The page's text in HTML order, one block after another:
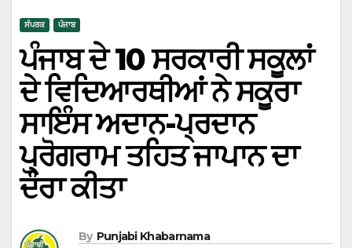
ਸੰਪਰਕ ਪੰਜਾਬ
ਪੰਜਾਬ ਦੇ 10 ਸਰਕਾਰੀ ਸਕੂਲਾਂ
ਦੇ ਵਿਦਿਆਰਥੀਆਂ ਨੇ ਸਕੂਰਾ
ਸਾਇੰਸ ਅਦਾਨ-ਪ੍ਰਦਾਨ
ਪ੍ਰੋਗਰਾਮ ਤਹਿਤ ਜਾਪਾਨ ਦਾ
ਦੌਰਾ ਕੀਤਾ
By Punjabi Khabarnama